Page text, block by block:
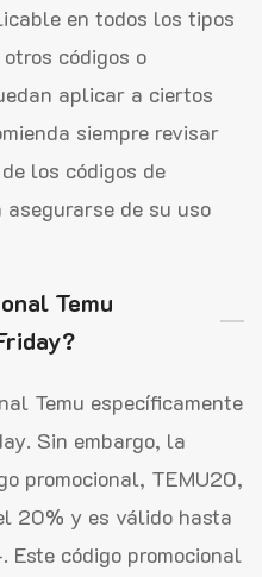
en todos los tipos
códigos o
aplicar a ciertos
siempre revisar
los códigos de
de su uso
Temu
Temu específicamente
Sin embargo, la
promocional, TEMU20,
20% y es válido hasta
Este código promocional